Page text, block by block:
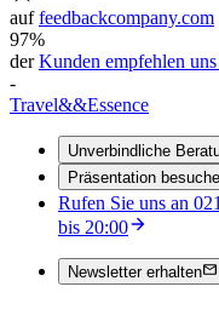
auffeedbackcompany.com
97%
derKunden empfehlen
-
Travel&&Essence
Unverbindliche
Präsentation
Rufen Sie uns an
bis 20:00
Newsletter erhalten